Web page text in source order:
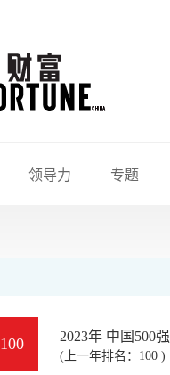
领导力 专题
100 2023年 中国500强
(上一年排名：100 )